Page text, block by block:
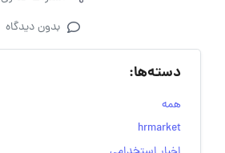
بدون دیدگاه
دسته‌ها:
همه
hrmarket